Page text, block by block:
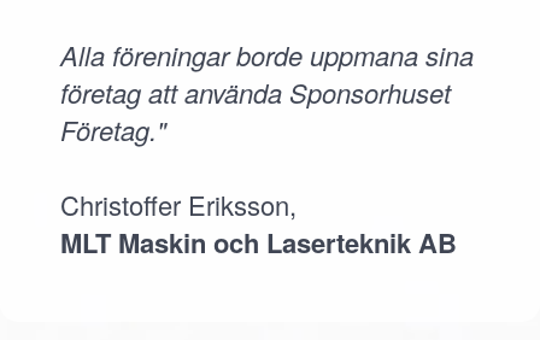
Alla föreningar borde uppmana sina
företag att använda Sponsorhuset
Företag."
Christoffer Eriksson,
MLT Maskin och Laserteknik AB